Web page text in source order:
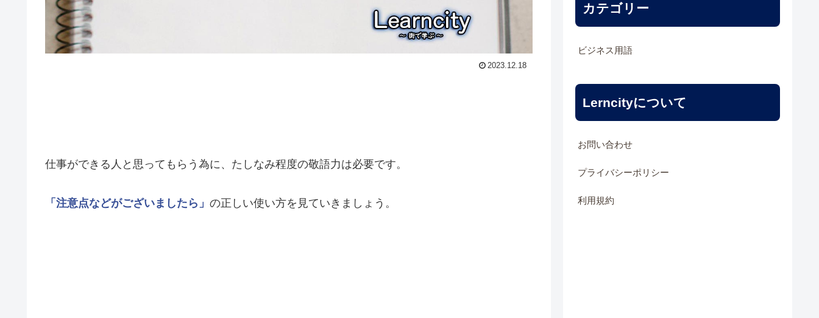
2023.12.18
仕事ができる人と思ってもらう為に、たしなみ程度の敬語力は必要です。
「注意点などがございましたら」 の正しい使い方を見ていきましょう。
カテゴリー
ビジネス用語
Lerncityについて
お問い合わせ
プライバシーポリシー
利用規約